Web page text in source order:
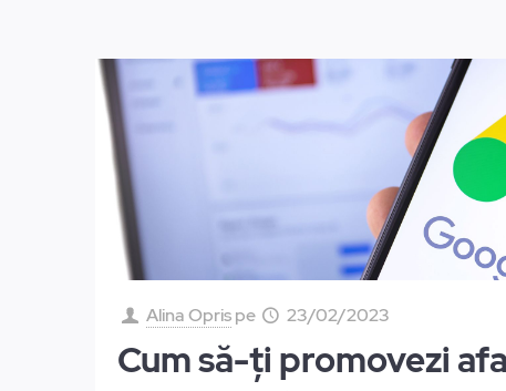
Alina Opris pe 23/02/2023
Cum să-ți promovezi